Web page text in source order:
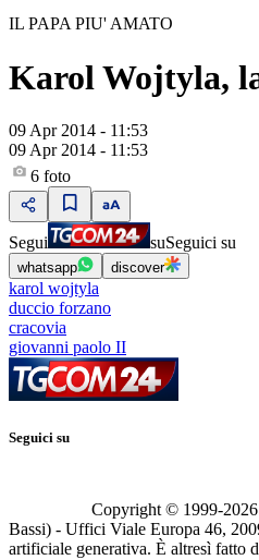
IL PAPA PIU' AMATO
Karol Wojtyla,
09 Apr 2014 - 11:53
09 Apr 2014 - 11:53
6 foto
Segui suSeguici su
whatsapp discover
karol wojtyla
duccio forzano
cracovia
giovanni paolo II
Seguici su
Copyright © 1999-2026
Bassi) - Uffici Viale Europa 46,
artificiale generativa. È altresì fatto